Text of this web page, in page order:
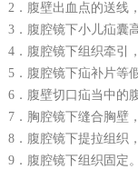
2．腹壁出血点的送线
3．腹腔镜下小儿疝囊
4．腹腔镜下组织牵引
5．腹腔镜下疝补片等
6．腹壁切口疝当中的
7．胸腔镜下缝合胸壁
8．腹腔镜下提拉组织
9．腹腔镜下组织固定